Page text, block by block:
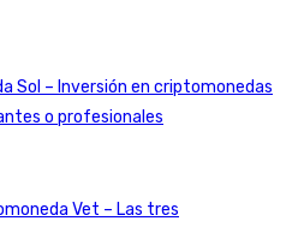
Sol – Inversión en criptomonedas
o profesionales
Vet – Las tres